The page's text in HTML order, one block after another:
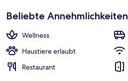
beliebt
b
r
Beliebte Annehmlichkeiten
Wellness
Haustiere erlaubt
Restaurant